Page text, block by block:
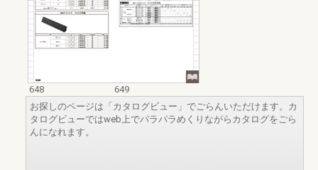
648
649
お探しのページは「カタログビュー」でごらんいただけます。カ
タログビューではweb上でパラパラめくりながらカタログをごら
んになれます。